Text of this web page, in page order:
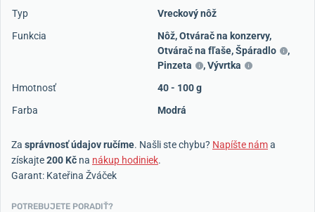
Typ
Vreckový nôž
Funkcia
Nôž,Otvárač na konzervy,
Otvárač na fľaše,Špáradlo
,
Pinzeta
,Vývrtka
Hmotnosť
40 - 100 g
Farba
Modrá
Za správnosť údajov ručíme. Našli ste chybu? Napíšte náma
získajte200 Kč na nákup hodiniek.
Garant: Kateřina Žváček
POTREBUJETE PORADIŤ?